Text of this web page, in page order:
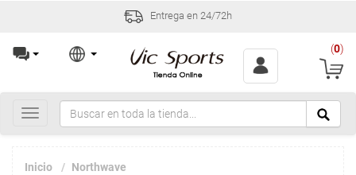
Entrega en 24/72h
(0)
Toggle
navigation
Inicio
Northwave